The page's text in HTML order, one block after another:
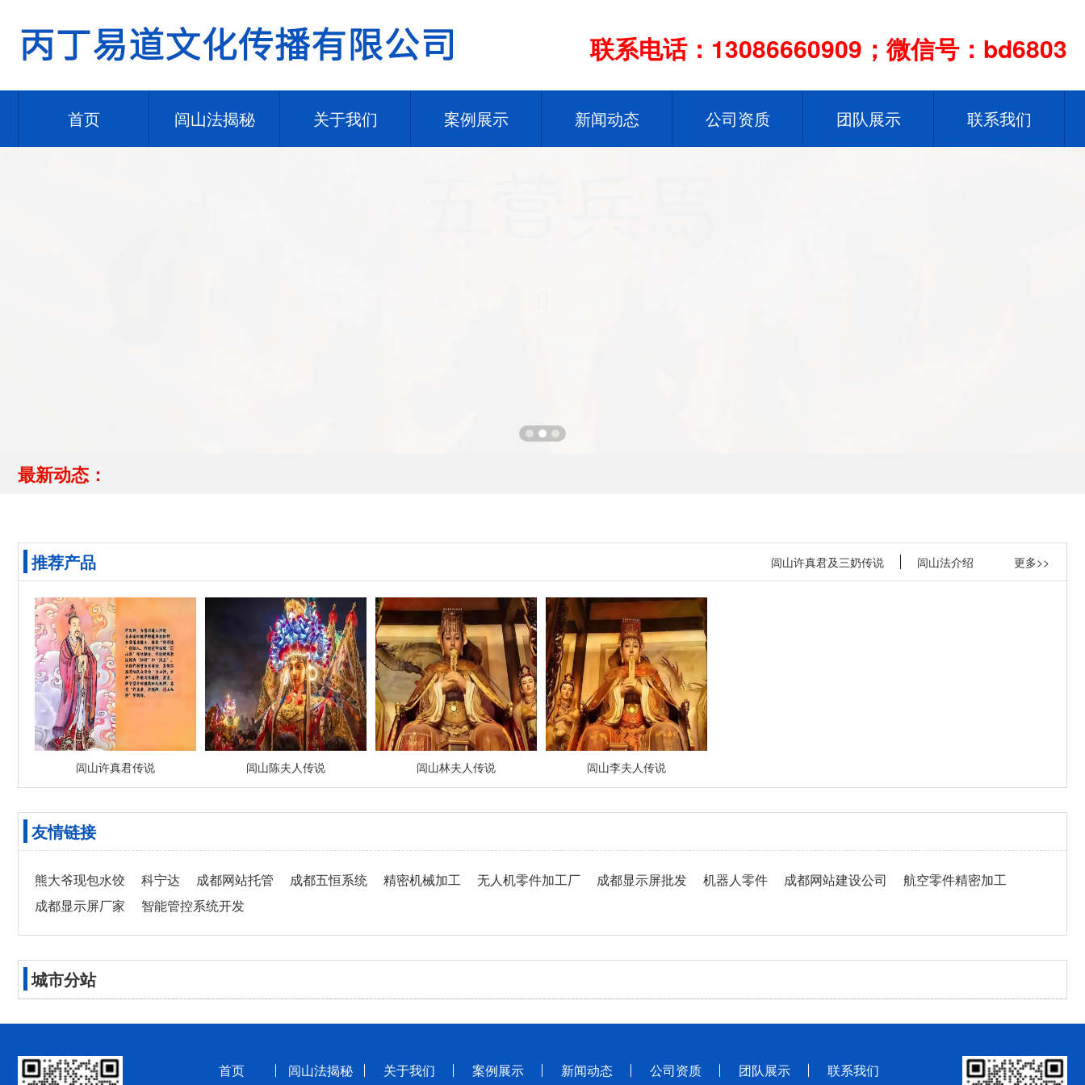
联系电话：13086660909；微信号：bd6803
首页 闾山法揭秘 关于我们 案例展示 新闻动态 公司资质 团队展示 联系我们
最新动态：
推荐产品 更多>>
闾山许真君及三奶传说 闾山法介绍
闾山许真君传说 闾山陈夫人传说 闾山林夫人传说 闾山李夫人传说
友情链接
熊大爷现包水饺 科宁达 成都网站托管 成都五恒系统 精密机械加工 无人机零件加工厂 成都显示屏批发 机器人零件 成都网站建设公司
航空零件精密加工
成都显示屏厂家
智能管控系统开发
城市分站
首页 闾山法揭秘 关于我们 案例展示 新闻动态 公司资质 团队展示 联系我们